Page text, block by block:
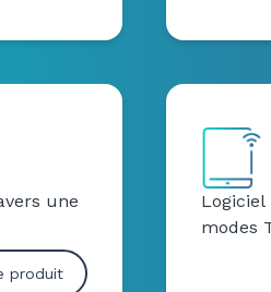
une
produit
modes